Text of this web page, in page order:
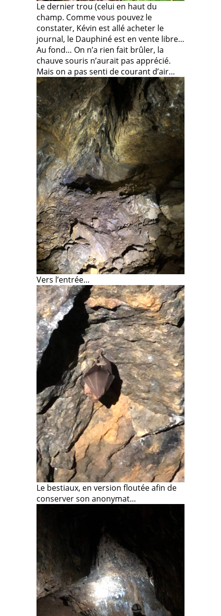
Le dernier trou (celui en haut du
champ. Comme vous pouvez le
constater, Kévin est allé acheter le
journal, le Dauphiné est en vente libre…
Au fond… On n’a rien fait brûler, la
chauve souris n’aurait pas apprécié.
Mais on a pas senti de courant d’air…
Vers l’entrée…
Le bestiaux, en version floutée afin de
conserver son anonymat…